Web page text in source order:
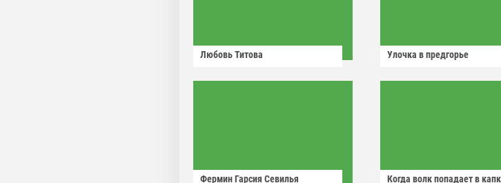
Любовь Титова Улочка в предгорье
Фермин Гарсия Севилья Когда волк попадает в